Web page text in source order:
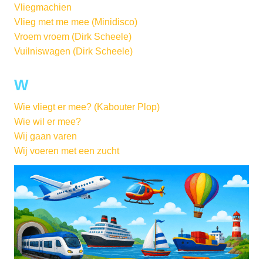
Vliegmachien
Vlieg met me mee (Minidisco)
Vroem vroem (Dirk Scheele)
Vuilniswagen (Dirk Scheele)
W
Wie vliegt er mee? (Kabouter Plop)
Wie wil er mee?
Wij gaan varen
Wij voeren met een zucht